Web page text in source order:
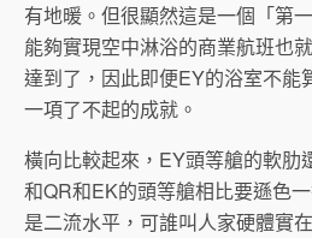
有地暖。但很顯然這是一個「第
能夠實現空中淋浴的商業航班也
達到了，因此即便EY的浴室不能
一項了不起的成就。
橫向比較起來，EY頭等艙的軟肋
和QR和EK的頭等艙相比要遜色
是二流水平，可誰叫人家硬體實